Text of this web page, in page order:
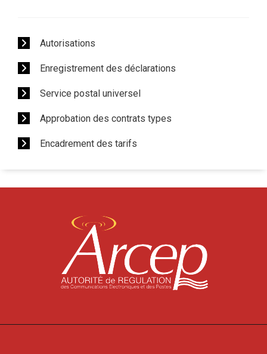
Autorisations
Enregistrement des déclarations
Service postal universel
Approbation des contrats types
Encadrement des tarifs